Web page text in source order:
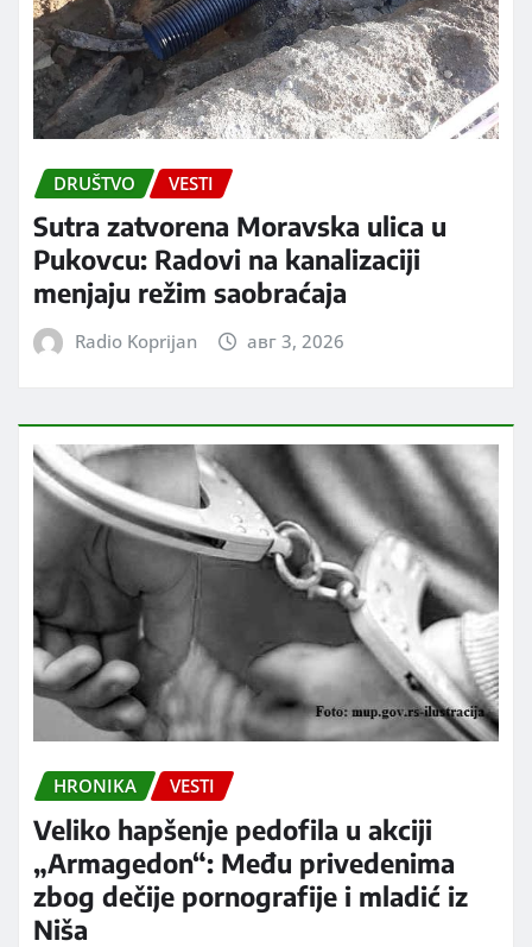
DRUŠTVO VESTI
Sutra zatvorena Moravska ulica u
Pukovcu: Radovi na kanalizaciji
menjaju režim saobraćaja
Radio Koprijan авг 3, 2026
HRONIKA VESTI
Veliko hapšenje pedofila u akciji
„Armagedon“: Među privedenima
zbog dečije pornografije i mladić iz
Niša